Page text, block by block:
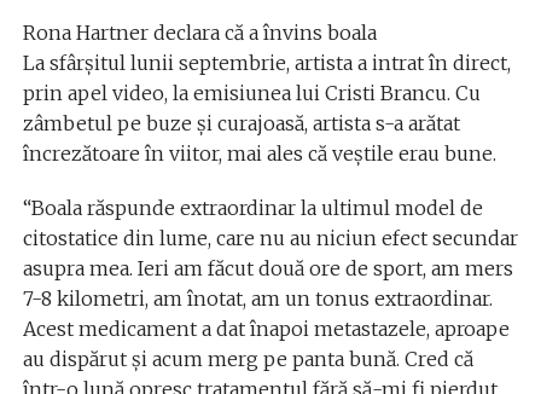
Rona Hartner declara că a învins boala
La sfârșitul lunii septembrie, artista a intrat în direct,
prin apel video, la emisiunea lui Cristi Brancu. Cu
zâmbetul pe buze și curajoasă, artista s-a arătat
încrezătoare în viitor, mai ales că veștile erau bune.
“Boala răspunde extraordinar la ultimul model de
citostatice din lume, care nu au niciun efect secundar
asupra mea. Ieri am făcut două ore de sport, am mers
7-8 kilometri, am înotat, am un tonus extraordinar.
Acest medicament a dat înapoi metastazele, aproape
au dispărut și acum merg pe panta bună. Cred că
într-o lună opresc tratamentul fără să-mi fi pierdut